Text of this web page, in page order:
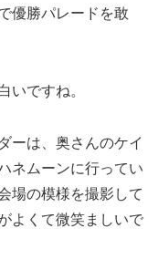
優勝パレードを敢
いですね。
ーは、奥さんのケイ
ネムーンに行ってい
場の模様を撮影して
よくて微笑ましいで